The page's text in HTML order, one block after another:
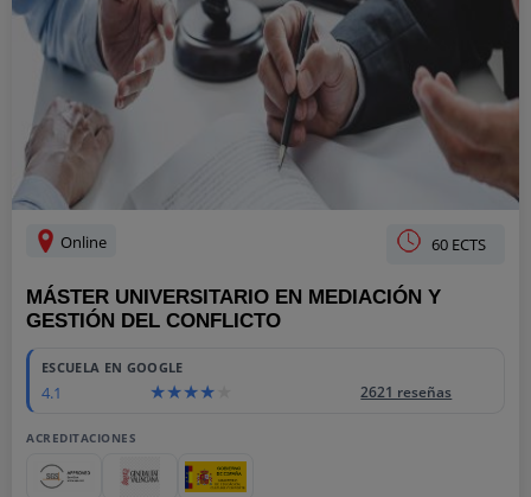
Online 60 ECTS
MÁSTER UNIVERSITARIO EN MEDIACIÓN Y
GESTIÓN DEL CONFLICTO
ESCUELA EN GOOGLE
4.1 2621 reseñas
ACREDITACIONES